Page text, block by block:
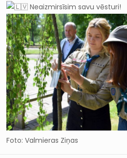
Neaizmirsīsim savu vēsturi!
Foto: Valmieras Ziņas